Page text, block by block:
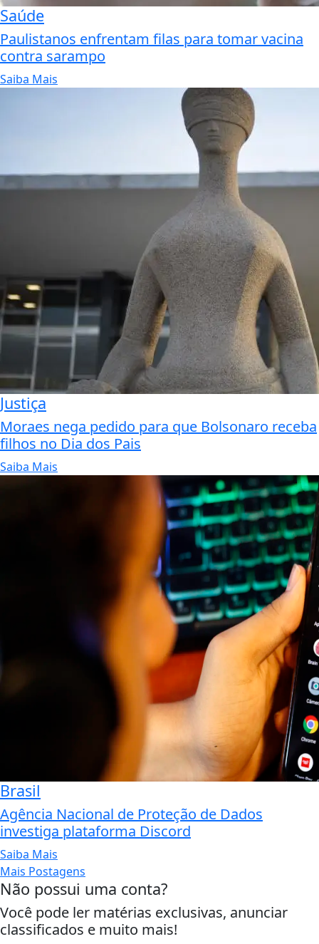
Saúde
Paulistanos enfrentam filas para tomar vacina
contra sarampo
Saiba Mais
Justiça
Moraes nega pedido para que Bolsonaro receba
filhos no Dia dos Pais
Saiba Mais
Brasil
Agência Nacional de Proteção de Dados
investiga plataforma Discord
Saiba Mais
Mais Postagens
Não possui uma conta?
Você pode ler matérias exclusivas, anunciar
classificados e muito mais!